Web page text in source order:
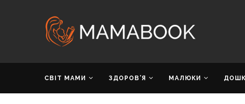
СВІТ МАМИ ЗДОРОВ’Я МАЛЮКИ